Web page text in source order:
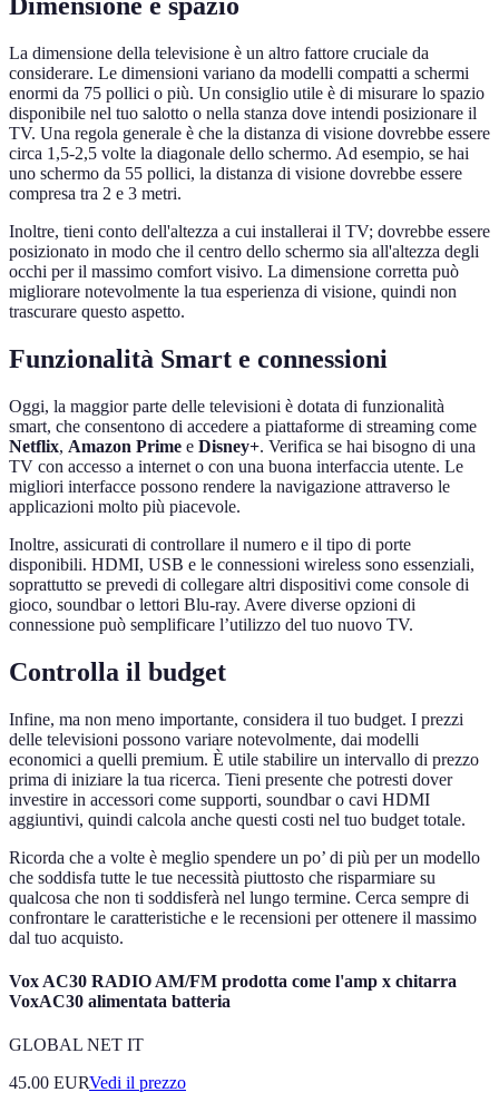
Dimensione e spazio
La dimensione della televisione è un altro fattore cruciale da
considerare. Le dimensioni variano da modelli compatti a schermi
enormi da 75 pollici o più. Un consiglio utile è di misurare lo spazio
disponibile nel tuo salotto o nella stanza dove intendi posizionare il
TV. Una regola generale è che la distanza di visione dovrebbe essere
circa 1,5-2,5 volte la diagonale dello schermo. Ad esempio, se hai
uno schermo da 55 pollici, la distanza di visione dovrebbe essere
compresa tra 2 e 3 metri.
Inoltre, tieni conto dell'altezza a cui installerai il TV; dovrebbe essere
posizionato in modo che il centro dello schermo sia all'altezza degli
occhi per il massimo comfort visivo. La dimensione corretta può
migliorare notevolmente la tua esperienza di visione, quindi non
trascurare questo aspetto.
Funzionalità Smart e connessioni
Oggi, la maggior parte delle televisioni è dotata di funzionalità
smart, che consentono di accedere a piattaforme di streaming come
Netflix, Amazon Prime e Disney+. Verifica se hai bisogno di una
TV con accesso a internet o con una buona interfaccia utente. Le
migliori interfacce possono rendere la navigazione attraverso le
applicazioni molto più piacevole.
Inoltre, assicurati di controllare il numero e il tipo di porte
disponibili. HDMI, USB e le connessioni wireless sono essenziali,
soprattutto se prevedi di collegare altri dispositivi come console di
gioco, soundbar o lettori Blu-ray. Avere diverse opzioni di
connessione può semplificare l’utilizzo del tuo nuovo TV.
Controlla il budget
Infine, ma non meno importante, considera il tuo budget. I prezzi
delle televisioni possono variare notevolmente, dai modelli
economici a quelli premium. È utile stabilire un intervallo di prezzo
prima di iniziare la tua ricerca. Tieni presente che potresti dover
investire in accessori come supporti, soundbar o cavi HDMI
aggiuntivi, quindi calcola anche questi costi nel tuo budget totale.
Ricorda che a volte è meglio spendere un po’ di più per un modello
che soddisfa tutte le tue necessità piuttosto che risparmiare su
qualcosa che non ti soddisferà nel lungo termine. Cerca sempre di
confrontare le caratteristiche e le recensioni per ottenere il massimo
dal tuo acquisto.
Vox AC30 RADIO AM/FM prodotta come l'amp x chitarra
VoxAC30 alimentata batteria
GLOBAL NET IT
45.00 EURVedi il prezzo